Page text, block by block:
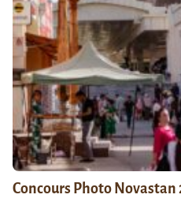
Concours Photo Novastan